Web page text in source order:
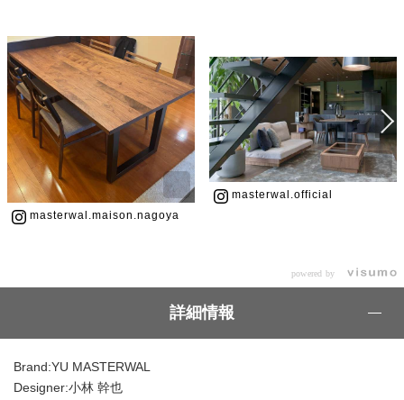
masterwal.maison.nagoya
masterwal.official
powered by
詳細情報
Brand:YU MASTERWAL
Designer:小林 幹也